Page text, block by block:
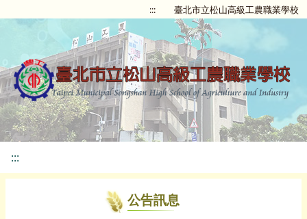
::: 臺北市立松山高級工農職業學校
:::
公告訊息